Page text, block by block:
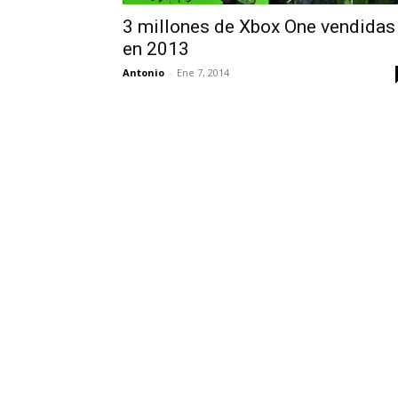
3 millones de Xbox One vendidas
en 2013
Antonio - Ene 7, 2014